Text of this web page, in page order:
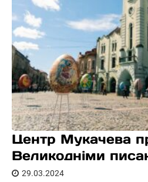
Центр Мукачева
Великодніми
29.03.2024